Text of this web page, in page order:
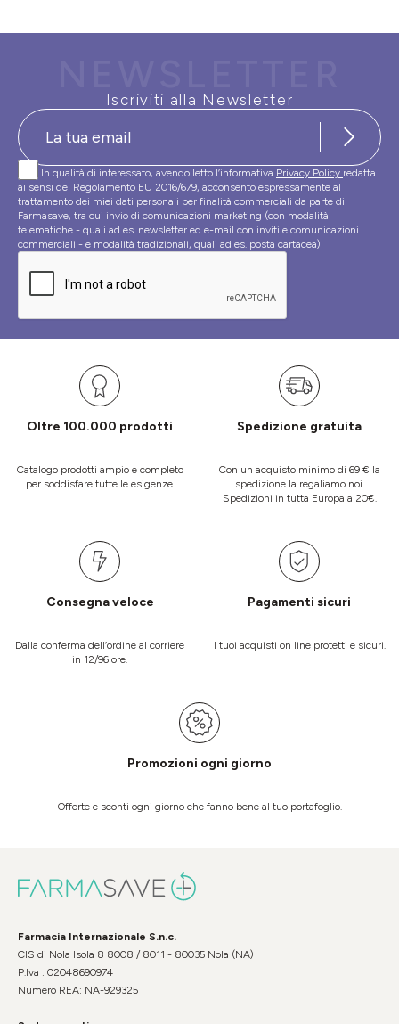
Iscriviti alla Newsletter
In qualità di interessato, avendo letto l’informativa Privacy Policy redatta
ai sensi del Regolamento EU 2016/679, acconsento espressamente al
trattamento dei miei dati personali per finalità commerciali da parte di
Farmasave, tra cui invio di comunicazioni marketing (con modalità
telematiche - quali ad es. newsletter ed e-mail con inviti e comunicazioni
commerciali - e modalità tradizionali, quali ad es. posta cartacea)
Oltre 100.000 prodotti
Catalogo prodotti ampio e completo
per soddisfare tutte le esigenze.
Spedizione gratuita
Con un acquisto minimo di 69 € la
spedizione la regaliamo noi.
Spedizioni in tutta Europa a 20€.
Consegna veloce
Dalla conferma dell’ordine al corriere
in 12/96 ore.
Pagamenti sicuri
I tuoi acquisti on line protetti e sicuri.
Promozioni ogni giorno
Offerte e sconti ogni giorno che fanno bene al tuo portafoglio.
Farmacia Internazionale S.n.c.
CIS di Nola Isola 8 8008 / 8011 - 80035 Nola (NA)
P.Iva : 02048690974
Numero REA: NA-929325